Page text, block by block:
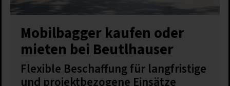
Mobilbagger kaufen oder
mieten bei Beutlhauser
Flexible Beschaffung für langfristige
und projektbezogene Einsätze